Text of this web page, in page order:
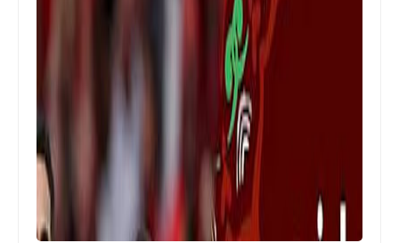
مروان عطية يفتتح التسجيل لمنتخب مصر
امام بنين ويحتفل على طريقة امام عاشور